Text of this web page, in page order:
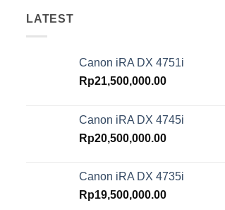
LATEST
Canon iRA DX 4751i
Rp21,500,000.00
Canon iRA DX 4745i
Rp20,500,000.00
Canon iRA DX 4735i
Rp19,500,000.00